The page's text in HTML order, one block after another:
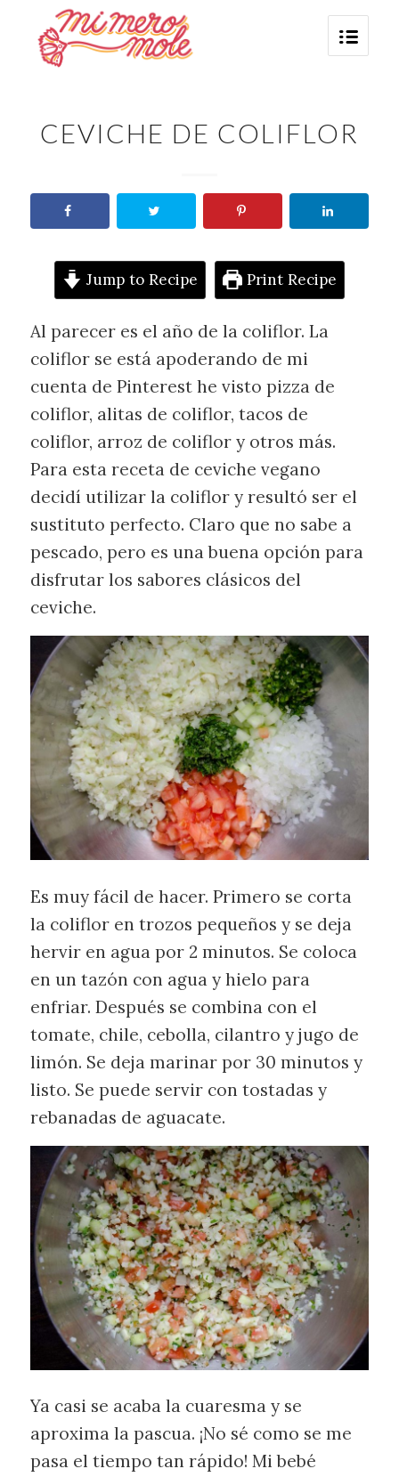
CEVICHE DE COLIFLOR
Jump to Recipe Print Recipe
Al parecer es el año de la coliflor. La
coliflor se está apoderando de mi
cuenta de Pinterest he visto pizza de
coliflor, alitas de coliflor, tacos de
coliflor, arroz de coliflor y otros más.
Para esta receta de ceviche vegano
decidí utilizar la coliflor y resultó ser el
sustituto perfecto. Claro que no sabe a
pescado, pero es una buena opción para
disfrutar los sabores clásicos del
ceviche.
Es muy fácil de hacer. Primero se corta
la coliflor en trozos pequeños y se deja
hervir en agua por 2 minutos. Se coloca
en un tazón con agua y hielo para
enfriar. Después se combina con el
tomate, chile, cebolla, cilantro y jugo de
limón. Se deja marinar por 30 minutos y
listo. Se puede servir con tostadas y
rebanadas de aguacate.
Ya casi se acaba la cuaresma y se
aproxima la pascua. ¡No sé como se me
pasa el tiempo tan rápido! Mi bebé